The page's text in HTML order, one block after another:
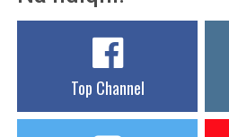
Top Channel